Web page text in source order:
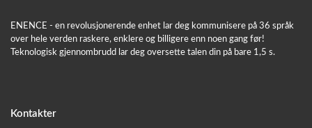
ENENCE - en revolusjonerende enhet lar deg kommunisere på 36 språk
over hele verden raskere, enklere og billigere enn noen gang før!
Teknologisk gjennombrudd lar deg oversette talen din på bare 1,5 s.
Kontakter